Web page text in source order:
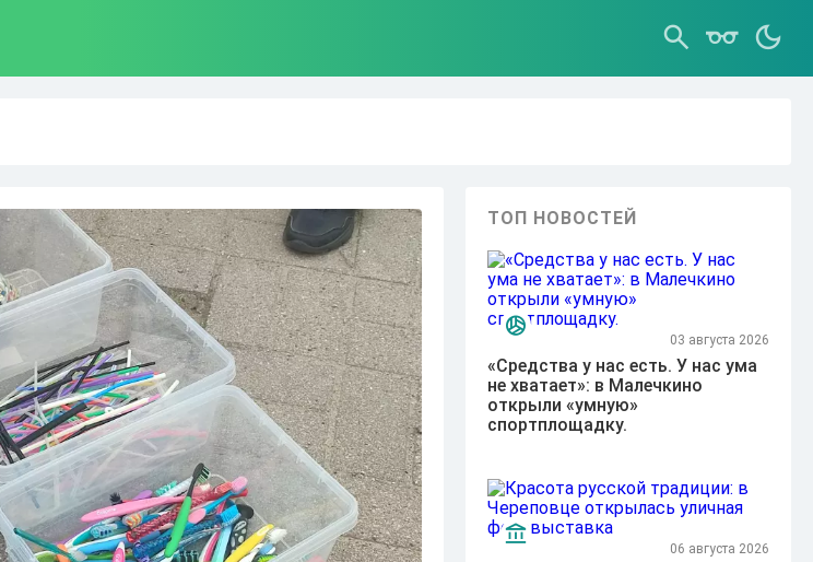
ТОП НОВОСТЕЙ
03 августа 2026
«Средства у нас есть. У нас ума
не хватает»: в Малечкино
открыли «умную»
спортплощадку.
06 августа 2026